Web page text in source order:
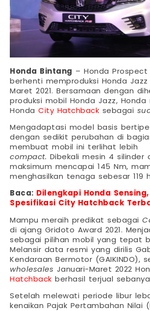
Honda Bintang – Honda
berhenti memproduksi Honda Jazz
Maret 2021. Bersamaan dengan
produksi mobil Honda Jazz, Honda
Honda City Hatchback sebagai
Mengadaptasi model basis
dengan sedikit perubahan di
membuat mobil ini terlihat lebih
compact.
Dibekali mesin 4 silinder
maksimum mencapai 145 Nm,
menghasilkan tenaga sebesar 119
Baca: Dilengkapi Honda
Spesifikasi City Hatchback
Mampu meraih predikat sebagai
di ajang Gridoto Award 2021.
sebagai pilihan mobil yang tepat
Melansir data resmi yang dirilis
Kendaraan Bermotor (GAIKINDO),
wholesales Januari-Maret 2022
Hatchback berhasil terjual
Setelah melewati periode libur
kenaikan Pajak Pertambahan Nilai